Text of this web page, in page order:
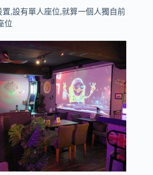
,設有單人座位,就算一個人獨自前
位